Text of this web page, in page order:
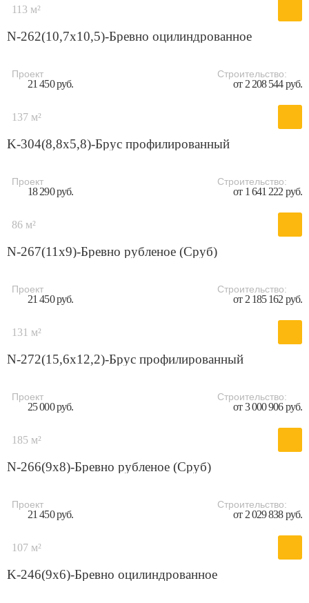
113 м²
N-262(10,7x10,5)-Бревно оцилиндрованное
Проект
21 450 руб.
Строительство:
от 2 208 544 руб.
137 м²
K-304(8,8x5,8)-Брус профилированный
Проект
18 290 руб.
Строительство:
от 1 641 222 руб.
86 м²
N-267(11x9)-Бревно рубленое (Сруб)
Проект
21 450 руб.
Строительство:
от 2 185 162 руб.
131 м²
N-272(15,6x12,2)-Брус профилированный
Проект
25 000 руб.
Строительство:
от 3 000 906 руб.
185 м²
N-266(9x8)-Бревно рубленое (Сруб)
Проект
21 450 руб.
Строительство:
от 2 029 838 руб.
107 м²
K-246(9х6)-Бревно оцилиндрованное